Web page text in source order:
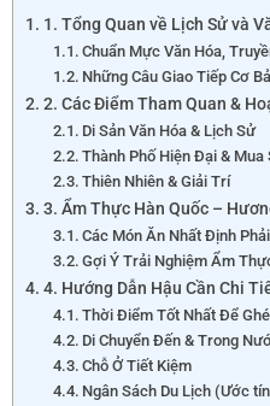
1. Tổng Quan về Lịch Sử và
Chuẩn Mực Văn Hóa,
Những Câu Giao Tiếp Cơ
2. Các Điểm Tham Quan &
Di Sản Văn Hóa & Lịch Sử
Thành Phố Hiện Đại & Mua
Thiên Nhiên & Giải Trí
3. Ẩm Thực Hàn Quốc –
Các Món Ăn Nhất Định
Gợi Ý Trải Nghiệm Ẩm
4. Hướng Dẫn Hậu Cần Chi
Thời Điểm Tốt Nhất Để
Di Chuyển Đến & Trong
Chỗ Ở Tiết Kiệm
Ngân Sách Du Lịch (Ước